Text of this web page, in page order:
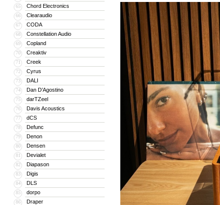
65 Chord Electronics
66 Clearaudio
67 CODA
68 Constellation Audio
69 Copland
70 Creaktiv
71 Creek
72 Cyrus
73 DALI
74 Dan D’Agostino
75 darTZeel
76 Davis Acoustics
77 dCS
78 Defunc
79 Denon
80 Densen
81 Devialet
82 Diapason
83 Digis
84 DLS
85 dorpo
86 Draper